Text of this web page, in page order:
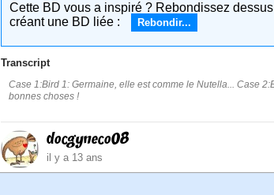
Cette BD vous a inspiré ? Rebondissez
créant une BD liée :
Rebondir...
Transcript
Case 1:Bird 1: Germaine, elle est comme le Nutella... Case
bonnes choses !
docgyneco08
il y a 13 ans